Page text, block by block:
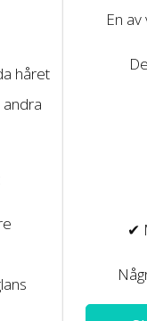
håret
En
✔